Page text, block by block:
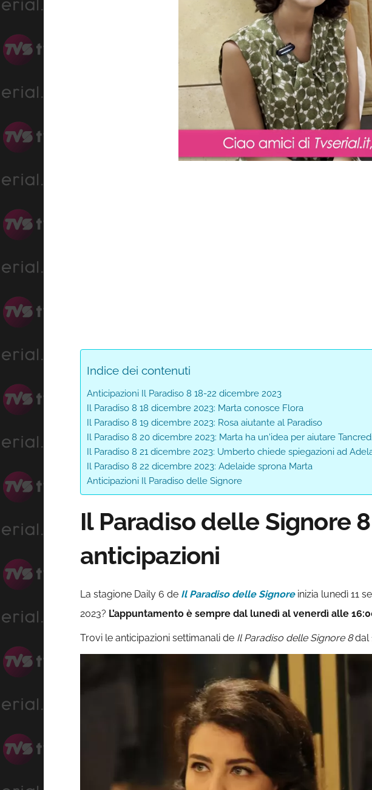
Unmute
0%
0%
Indice dei contenuti
Anticipazioni Il Paradiso 8 18-22 dicembre 2023
Il Paradiso 8 18 dicembre 2023: Marta conosce Flora
Il Paradiso 8 19 dicembre 2023: Rosa aiutante al Paradiso
Il Paradiso 8 20 dicembre 2023: Marta ha un'idea per aiutare
Il Paradiso 8 21 dicembre 2023: Umberto chiede spiegazioni ad
Il Paradiso 8 22 dicembre 2023: Adelaide sprona Marta
Anticipazioni Il Paradiso delle Signore
Il Paradiso delle Signore
anticipazioni
La stagione Daily 6 de Il Paradiso delle Signoreinizia lunedì 11
2023? L’appuntamento è sempre dal lunedì al venerdì alle
Trovi le anticipazioni settimanali de Il Paradiso delle Signore 8dal